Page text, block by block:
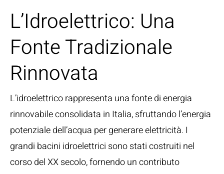
L’Idroelettrico: Una
Fonte Tradizionale
Rinnovata
L’idroelettrico rappresenta una fonte di energia
rinnovabile consolidata in Italia, sfruttando l’energia
potenziale dell’acqua per generare elettricità. I
grandi bacini idroelettrici sono stati costruiti nel
corso del XX secolo, fornendo un contributo